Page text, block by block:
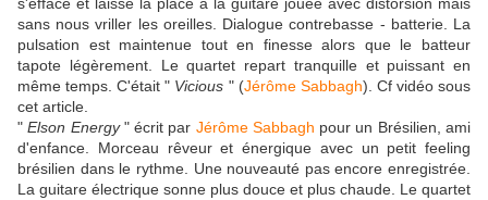
sans nous vriller les oreilles. Dialogue contrebasse - batterie. La
pulsation est maintenue tout en finesse alors que le batteur
tapote légèrement. Le quartet repart tranquille et puissant en
même temps. C'était " Vicious " (Jérôme Sabbagh). Cf vidéo sous
cet article.
"Elson Energy" écrit par Jérôme Sabbagh pour un Brésilien, ami
d'enfance. Morceau rêveur et énergique avec un petit feeling
brésilien dans le rythme. Une nouveauté pas encore enregistrée.
La guitare électrique sonne plus douce et plus chaude. Le quartet